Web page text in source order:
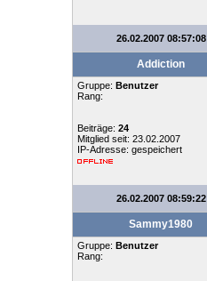
26.02.2007 08:57:08
Addiction
Gruppe: Benutzer
Rang:
Beiträge: 24
Mitglied seit: 23.02.2007
IP-Adresse: gespeichert
26.02.2007 08:59:22
Sammy1980
Gruppe: Benutzer
Rang: